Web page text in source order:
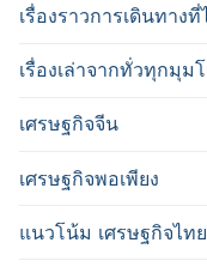
เรื่องราวการเดินทาง
เรื่องเล่าจากทั่วทุกมุม
เศรษฐกิจจีน
เศรษฐกิจพอเพียง
แนวโน้ม เศรษฐกิจไท